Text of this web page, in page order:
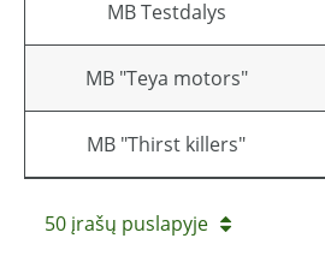
MB Testdalys
MB "Teya motors"
MB "Thirst killers"
50 įrašų puslapyje